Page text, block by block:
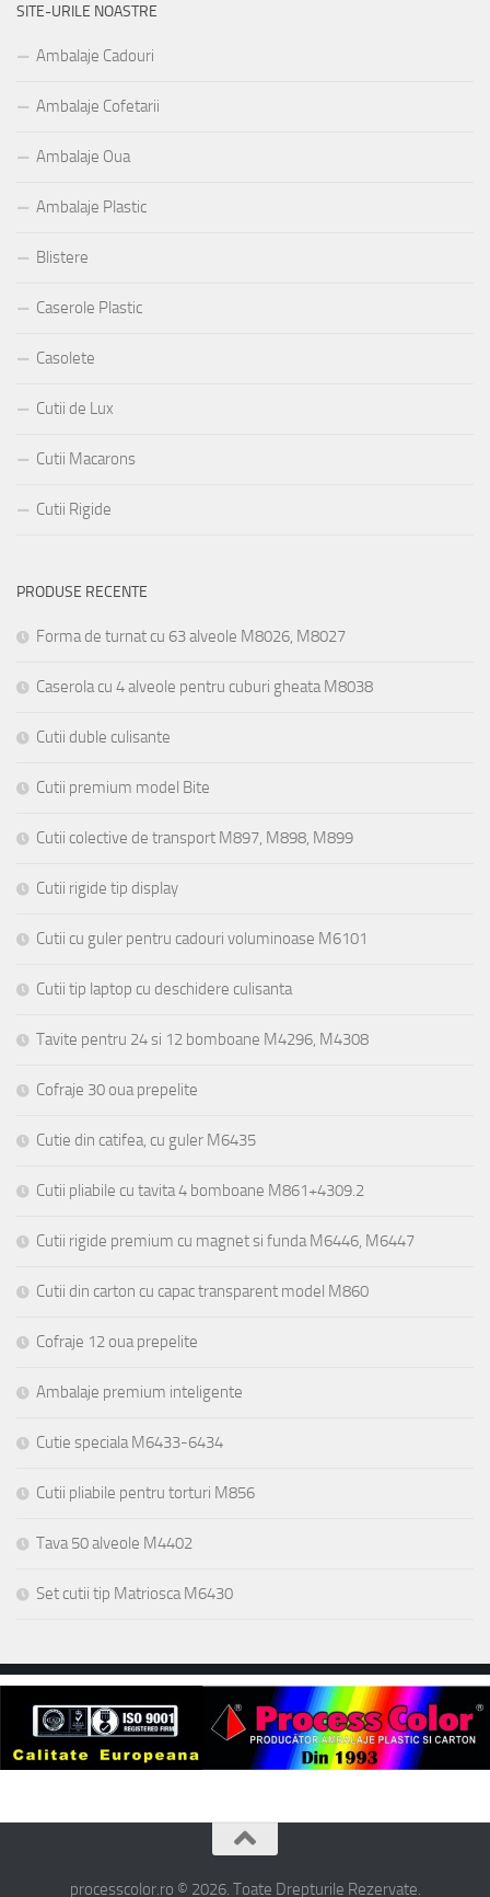
SITE-URILE NOASTRE
Ambalaje Cadouri
Ambalaje Cofetarii
Ambalaje Oua
Ambalaje Plastic
Blistere
Caserole Plastic
Casolete
Cutii de Lux
Cutii Macarons
Cutii Rigide
PRODUSE RECENTE
Forma de turnat cu 63 alveole M8026, M8027
Caserola cu 4 alveole pentru cuburi gheata M8038
Cutii duble culisante
Cutii premium model Bite
Cutii colective de transport M897, M898, M899
Cutii rigide tip display
Cutii cu guler pentru cadouri voluminoase M6101
Cutii tip laptop cu deschidere culisanta
Tavite pentru 24 si 12 bomboane M4296, M4308
Cofraje 30 oua prepelite
Cutie din catifea, cu guler M6435
Cutii pliabile cu tavita 4 bomboane M861+4309.2
Cutii rigide premium cu magnet si funda M6446, M6447
Cutii din carton cu capac transparent model M860
Cofraje 12 oua prepelite
Ambalaje premium inteligente
Cutie speciala M6433-6434
Cutii pliabile pentru torturi M856
Tava 50 alveole M4402
Set cutii tip Matriosca M6430
processcolor.ro © 2026. Toate Drepturile Rezervate.